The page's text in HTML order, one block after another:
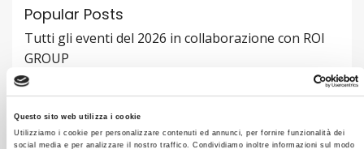
Questo sito web utilizza i cookie
Utilizziamo i cookie per personalizzare contenuti ed annunci, per fornire funzionalità dei
social media e per analizzare il nostro traffico. Condividiamo inoltre informazioni sul modo
Popular Posts
Tutti gli eventi del 2026 in collaborazione con ROI
GROUP
3 APRILE 2025
3 APRILE 2025